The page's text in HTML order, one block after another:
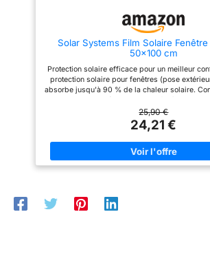
(Suggestions : Il est préférable
de peler progressivement le
support tout en adhérant) Large
occultant fenêtre peut être
appliqué sur toute surface
vitrée plate, propre et lisse
Lorsque la lumière intérieure est
extérieure la nuit, l'effet miroir
sera inverse, n'oubliez pas de
fermer les rideaux
de peler
support
appliqué
vitrée
Lorsque la
sera
Solar Systems Film Solaire
50x100 cm
Protection solaire efficace pour un meilleur
protection solaire pour fenêtres (pose
absorbe jusqu'à 90 % de la chaleur solaire.
l’intérieur). Effet extérieur : argent miroir. Des
état plus longtemps : le film extérieur reflète
l’énergie solaire avant qu’elles
(contrairement au film intérieur), prolongeant
vie des fenêtres et réduisant le risque de
Isolation thermique en hiver & effet intimité : le
ainsi le confort dans la pièce. Protection contre
25,90 €
24,21 €